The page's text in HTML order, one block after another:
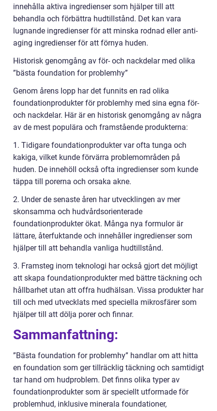
innehålla aktiva ingredienser som hjälper till att
behandla och förbättra hudtillstånd. Det kan vara
lugnande ingredienser för att minska rodnad eller anti-
aging ingredienser för att förnya huden.
Historisk genomgång av för- och nackdelar med olika
”bästa foundation for problemhy”
Genom årens lopp har det funnits en rad olika
foundationprodukter för problemhy med sina egna för-
och nackdelar. Här är en historisk genomgång av några
av de mest populära och framstående produkterna:
1. Tidigare foundationprodukter var ofta tunga och
kakiga, vilket kunde förvärra problemområden på
huden. De innehöll också ofta ingredienser som kunde
täppa till porerna och orsaka akne.
2. Under de senaste åren har utvecklingen av mer
skonsamma och hudvårdsorienterade
foundationprodukter ökat. Många nya formulor är
lättare, återfuktande och innehåller ingredienser som
hjälper till att behandla vanliga hudtillstånd.
3. Framsteg inom teknologi har också gjort det möjligt
att skapa foundationprodukter med bättre täckning och
hållbarhet utan att offra hudhälsan. Vissa produkter har
till och med utvecklats med speciella mikrosfärer som
hjälper till att dölja porer och finnar.
Sammanfattning:
”Bästa foundation for problemhy” handlar om att hitta
en foundation som ger tillräcklig täckning och samtidigt
tar hand om hudproblem. Det finns olika typer av
foundationprodukter som är speciellt utformade för
problemhud, inklusive minerala foundationer,